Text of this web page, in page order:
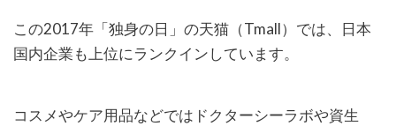
この2017年「独身の日」の天猫（Tmall）では、日本
国内企業も上位にランクインしています。
コスメやケア用品などではドクターシーラボや資生